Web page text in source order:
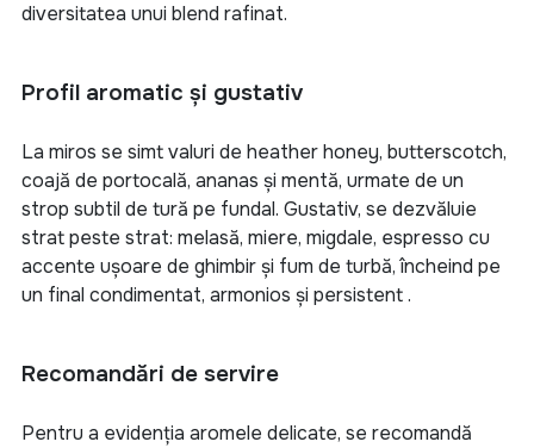
diversitatea unui blend rafinat.
Profil aromatic și gustativ
La miros se simt valuri de heather honey, butterscotch,
coajă de portocală, ananas și mentă, urmate de un
strop subtil de tură pe fundal. Gustativ, se dezvăluie
strat peste strat: melasă, miere, migdale, espresso cu
accente ușoare de ghimbir și fum de turbă, încheind pe
un final condimentat, armonios și persistent.
Recomandări de servire
Pentru a evidenția aromele delicate, se recomandă